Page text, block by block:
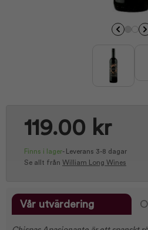
119.00 kr
Finns i lager- Leverans 3-8 dagar
Se allt från William Long Wines
Vår utvärdering